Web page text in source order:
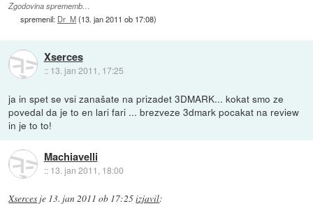
Zgodovina sprememb…
spremenil: Dr_M(13. jan 2011 ob 17:08)
Xserces
:: 13. jan 2011, 17:25
ja in spet se vsi zanašate na prizadet 3DMARK... kokat smo ze
povedal da je to en lari fari ... brezveze 3dmark pocakat na review
in je to to!
Machiavelli
:: 13. jan 2011, 18:00
Xserces je 13. jan 2011 ob 17:25izjavil: